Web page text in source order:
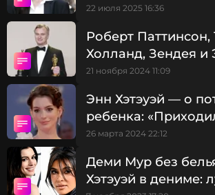
2»
22 июля 2025 16:36
Роберт Паттинсон,
Холланд, Зендея и
- звёздный каст
21 ноября 2024 11:09
Энн Хэтэуэй — о
ребенка:
рожать каждый
26 марта 2024 22:12
Деми Мур без
Хэтэуэй в дениме: